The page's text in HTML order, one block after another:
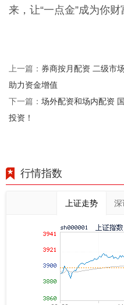
来，让“一点金”成为你财
上一篇： 券商按月配资 二级市
助力资金增值
下一篇： 场外配资和场内配资
投资！
行情指数
上证走势 深